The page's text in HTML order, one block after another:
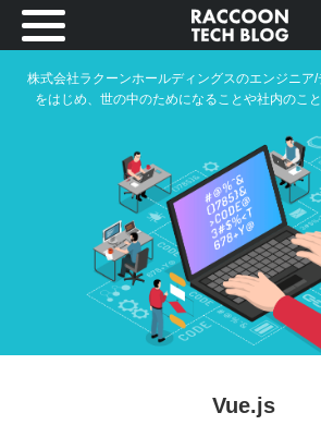
株式会社ラクーンホールディングスのエンジニア
をはじめ、世の中のためになることや社内のこ
Vue.js